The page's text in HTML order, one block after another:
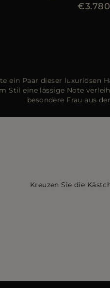
€3.780
ein Paar dieser luxuriösen
Stil eine lässige Note
besondere Frau aus
Kreuzen Sie die